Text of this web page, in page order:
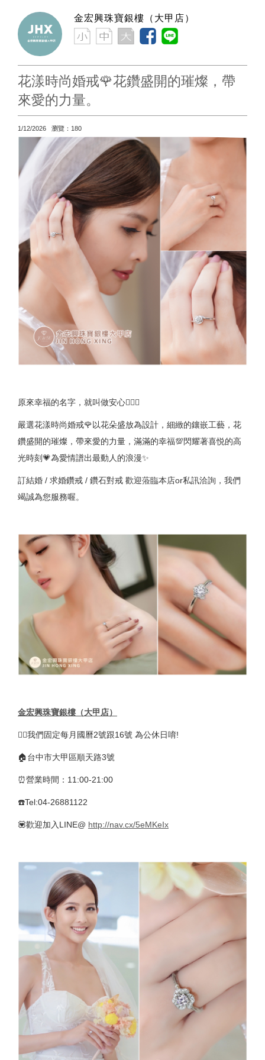
金宏興珠寶銀樓（大甲店）
花漾時尚婚戒🌹花鑽盛開的璀燦，帶
來愛的力量。
1/12/2026 瀏覽：180
原來幸福的名字，就叫做安心👩‍❤️‍👨
嚴選花漾時尚婚戒🌹以花朵盛放為設計，細緻的鑲嵌工藝，花
鑽盛開的璀燦，帶來愛的力量，滿滿的幸福💯閃耀著喜悦的高
光時刻💗為愛情譜出最動人的浪漫✨
訂結婚 / 求婚鑽戒 / 鑽石對戒 歡迎蒞臨本店or私訊洽詢，我們
竭誠為您服務喔。
金宏興珠寶銀樓（大甲店）
🚴‍♀️我們固定每月國曆2號跟16號 為公休日唷!
🏠台中市大甲區順天路3號
⏰營業時間：11:00-21:00
☎️Tel:04-26881122
💟歡迎加入LINE@ http://nav.cx/5eMKeIx